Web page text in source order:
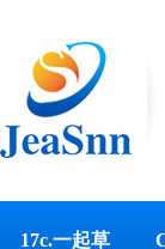
17c.一起草